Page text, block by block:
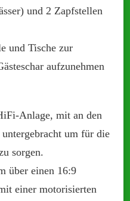
und 2 Zapfstellen
und Tische zur
aufzunehmen
Anlage, mit an den
um für die
sorgen.
über einen 16:9
einer motorisierten